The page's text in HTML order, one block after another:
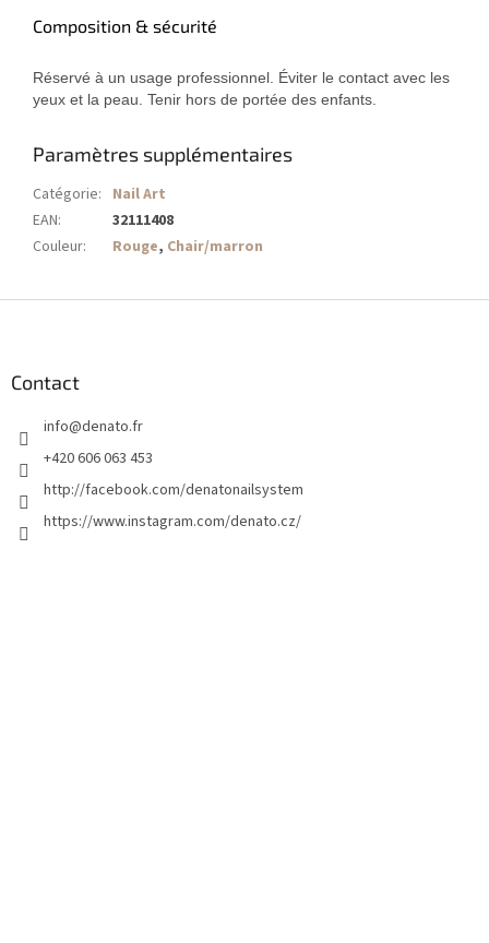
Composition & sécurité
Réservé à un usage professionnel. Éviter le contact avec les
yeux et la peau. Tenir hors de portée des enfants.
Paramètres supplémentaires
Catégorie: Nail Art
EAN:
32111408
Couleur: Rouge, Chair/marron
Contact
info@denato.fr
+420 606 063 453
http://facebook.com/denatonailsystem
https://www.instagram.com/denato.cz/